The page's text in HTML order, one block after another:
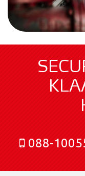
088-